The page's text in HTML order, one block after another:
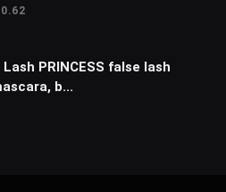
€10.62.
PRINCESS false lash
b...